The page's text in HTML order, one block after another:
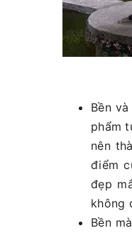
Bền
phẩm
nên
điểm
đẹp
không
Bền